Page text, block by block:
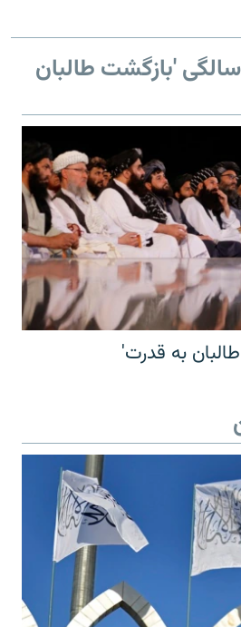
'بازگشت طالبان
به قدرت'